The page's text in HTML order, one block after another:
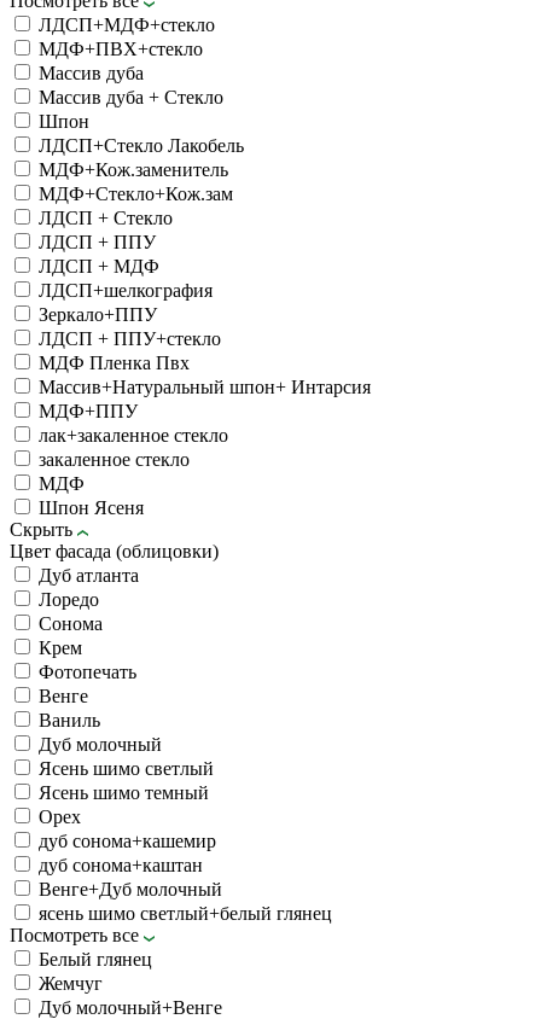
ЛДСП+МДФ+стекло
МДФ+ПВХ+стекло
Массив дуба
Массив дуба + Стекло
Шпон
ЛДСП+Стекло Лакобель
МДФ+Кож.заменитель
МДФ+Стекло+Кож.зам
ЛДСП + Стекло
ЛДСП + ППУ
ЛДСП + МДФ
ЛДСП+шелкография
Зеркало+ППУ
ЛДСП + ППУ+стекло
МДФ Пленка Пвх
Массив+Натуральный шпон+ Интарсия
МДФ+ППУ
лак+закаленное стекло
закаленное стекло
МДФ
Шпон Ясеня
Скрыть
Цвет фасада (облицовки)
Дуб атланта
Лоредо
Сонома
Крем
Фотопечать
Венге
Ваниль
Дуб молочный
Ясень шимо светлый
Ясень шимо темный
Орех
дуб сонома+кашемир
дуб сонома+каштан
Венге+Дуб молочный
ясень шимо светлый+белый глянец
Посмотреть все
Белый глянец
Жемчуг
Дуб молочный+Венге